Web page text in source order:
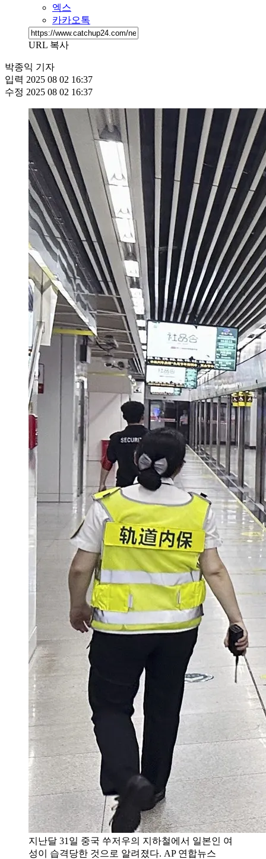
엑스
카카오톡
URL 복사
박종익 기자
입력 2025 08 02 16:37
수정 2025 08 02 16:37
지난달 31일 중국 쑤저우의 지하철에서 일본인 여
성이 습격당한 것으로 알려졌다. AP 연합뉴스